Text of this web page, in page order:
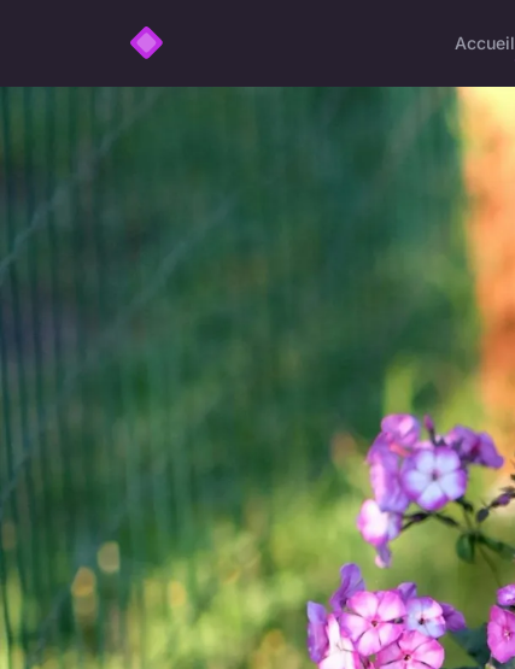
Accueil